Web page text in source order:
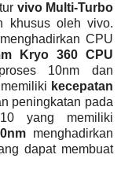
vivo Multi-Turbo
khusus oleh vivo.
CPU
Kryo 360 CPU
10nm dan
kecepatan
peningkatan pada
yang memiliki
menghadirkan
dapat membuat